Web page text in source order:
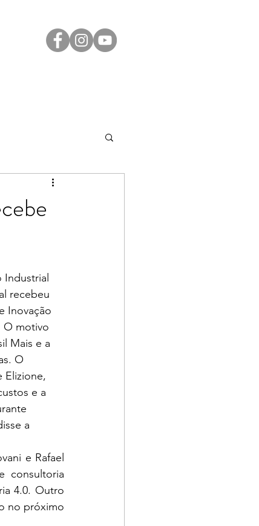
recebeu
Inovação
O motivo
Mais e a
O
Elizione,
e a
a
e Rafael
consultoria
4.0. Outro
no próximo